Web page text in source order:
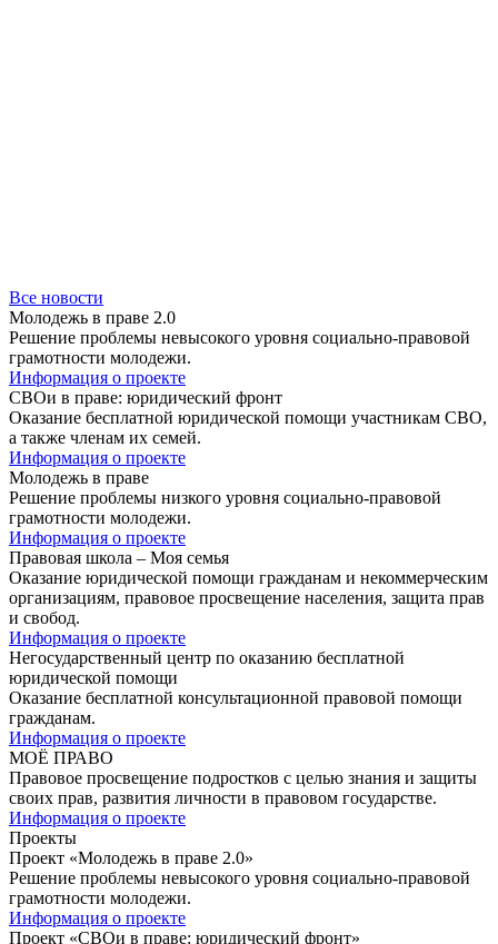
Все новости
Молодежь в праве 2.0
Решение проблемы невысокого уровня социально-правовой
грамотности молодежи.
Информация о проекте
СВОи в праве: юридический фронт
Оказание бесплатной юридической помощи участникам СВО,
а также членам их семей.
Информация о проекте
Молодежь в праве
Решение проблемы низкого уровня социально-правовой
грамотности молодежи.
Информация о проекте
Правовая школа – Моя семья
Оказание юридической помощи гражданам и некоммерческим
организациям, правовое просвещение населения, защита прав
и свобод.
Информация о проекте
Негосударственный центр по оказанию бесплатной
юридической помощи
Оказание бесплатной консультационной правовой помощи
гражданам.
Информация о проекте
МОЁ ПРАВО
Правовое просвещение подростков с целью знания и защиты
своих прав, развития личности в правовом государстве.
Информация о проекте
Проекты
Проект «Молодежь в праве 2.0»
Решение проблемы невысокого уровня социально-правовой
грамотности молодежи.
Информация о проекте
Проект «СВОи в праве: юридический фронт»